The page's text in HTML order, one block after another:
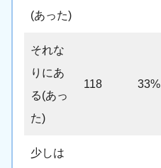
(あった)
それな
りにあ
る(あっ
た)
118 33%
少しは